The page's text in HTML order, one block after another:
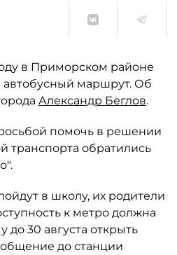
в Приморском районе
автобусный маршрут. Об
Александр Беглов.
помочь в решении
транспорта обратились
в школу, их родители
к метро должна
до 30 августа открыть
до станции